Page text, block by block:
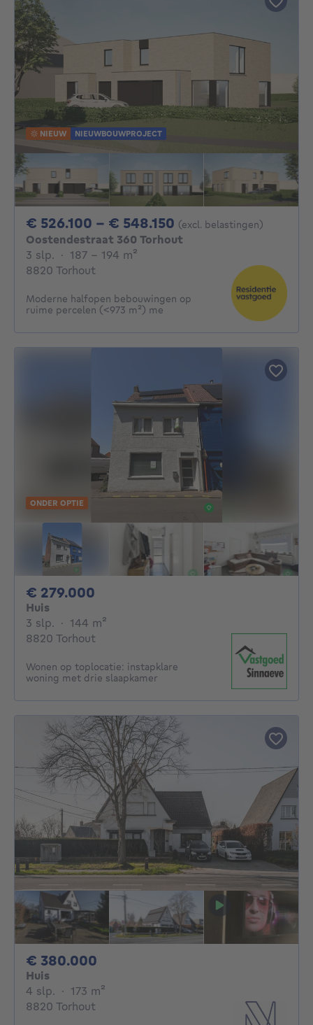
NIEUW NIEUWBOUWPROJECT
€ 526.100 - € 548.150 Van 526100€ Tot
(excl. belastingen)
Oostendestraat 360 Torhout
3 slp. 3 slaapkamers
· 187 - 194 m²
8820 Torhout
Moderne halfopen bebouwingen op
ruime percelen (<973 m²) me
ONDER OPTIE
€ 279.000
Huis
3 slp. 3 slaapkamers
· 144 m²
8820 Torhout
Wonen op toplocatie: instapklare
woning met drie slaapkamer
€ 380.000
Huis
4 slp. 4 slaapkamers
· 173 m²
8820 Torhout